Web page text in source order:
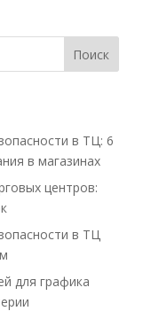
Поиск
в ТЦ: 6
в магазинах
центров:
в ТЦ
для графика